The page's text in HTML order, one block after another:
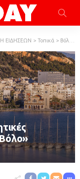
ΕΙΔΗΣΕΩΝ > Τοπικά > Βόλος